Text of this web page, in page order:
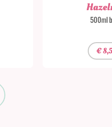
500ml
€